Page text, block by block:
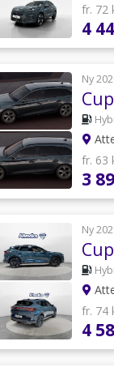
fr. 72
4
Ny
fr. 63
3
Ny
fr. 74
4